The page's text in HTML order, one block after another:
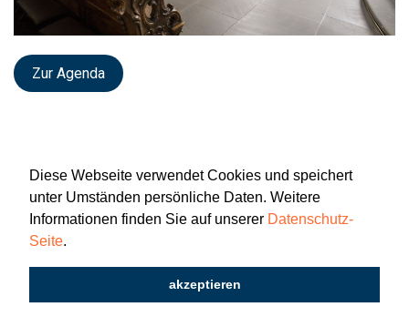
Diese Webseite verwendet Cookies und speichert
unter Umständen persönliche Daten. Weitere
Informationen finden Sie auf unserer Datenschutz-
Seite.
akzeptieren
Zur Agenda
Newsletter Impressum
Datenschutz
2026 © Katholisch St. Gallen